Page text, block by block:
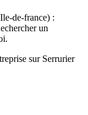
Ile-de-france) :
un
sur Serrurier